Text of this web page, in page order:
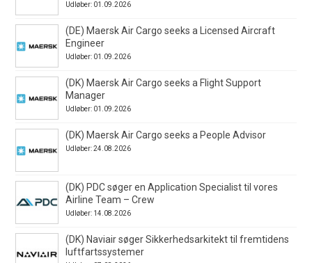
Udløber: 01.09.2026
(DE) Maersk Air Cargo seeks a Licensed Aircraft
Engineer
Udløber: 01.09.2026
(DK) Maersk Air Cargo seeks a Flight Support
Manager
Udløber: 01.09.2026
(DK) Maersk Air Cargo seeks a People Advisor
Udløber: 24.08.2026
(DK) PDC søger en Application Specialist til vores
Airline Team – Crew
Udløber: 14.08.2026
(DK) Naviair søger Sikkerhedsarkitekt til fremtidens
luftfartssystemer